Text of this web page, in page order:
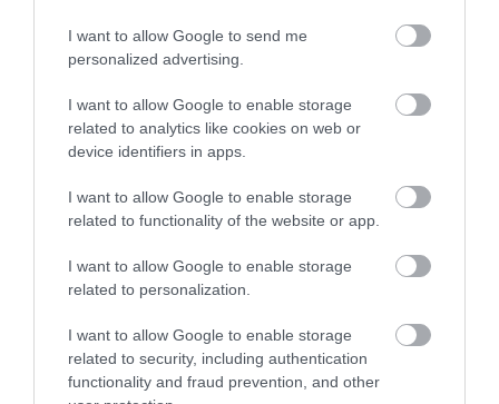
I want to allow Google to send me
personalized advertising.
I want to allow Google to enable storage
related to analytics like cookies on web or
device identifiers in apps.
I want to allow Google to enable storage
related to functionality of the website or app.
I want to allow Google to enable storage
related to personalization.
I want to allow Google to enable storage
related to security, including authentication
functionality and fraud prevention, and other
Utcai versenyautót fejleszt a Mini